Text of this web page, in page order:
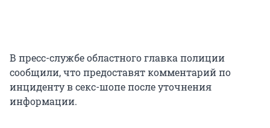
В пресс-службе областного главка полиции
сообщили, что предоставят комментарий по
инциденту в секс-шопе после уточнения
информации.